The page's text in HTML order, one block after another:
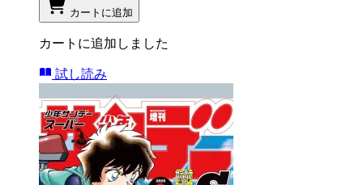
カートに追加
カートに追加しました
試し読み